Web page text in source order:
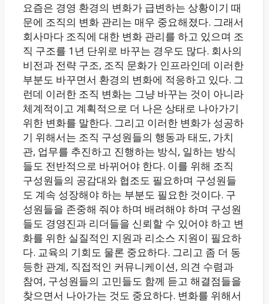
요즘은 경영 환경의 변화가 급변하는 상황이기 때
문에 조직의 변화 관리는 매우 중요해졌다. 그래서
회사마다 조직에 대한 변화 관리를 하고 있으며 조
직 구조를 1년 단위로 바꾸는 경우도 많다. 회사의
비전과 전략 구조, 조직 문화가 인프라인데 이러한
부분도 바꾸면서 환경의 변화에 적응하고 있다. 그
런데 이러한 조직 변화는 그냥 바꾸는 것이 아니라
체계적이고 계획적으로 더 나은 상태로 나아가기
위한 변화를 말한다. 그리고 이러한 변화가 성공하
기 위해서는 조직 구성원들의 행동과 태도, 가치
관, 업무를 추진하고 진행하는 방식, 일하는 방식
들도 전반적으로 바뀌어야 한다. 이를 위해 조직
구성원들의 공감대와 협조도 필요하며 구성원들
도 계속 성장해야 하는 부분도 필요한 것이다. 구
성원들을 존중해 줘야 하며 배려해야 하며 구성원
들도 경영진과 리더들을 신뢰할 수 있어야 하고 변
화를 위한 실질적인 지원과 리소스 지원이 필요하
다. 교육의 기회도 물론 중요하다. 그리고 좀 더 동
등한 관계, 직접적인 커뮤니케이션, 의견 수렴과
참여, 구성원들의 고민들도 함께 듣고 해결점들을
찾으면서 나아가는 것도 중요하다. 변화를 위해서